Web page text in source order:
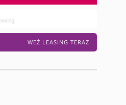
WEŹ LEASING TERAZ